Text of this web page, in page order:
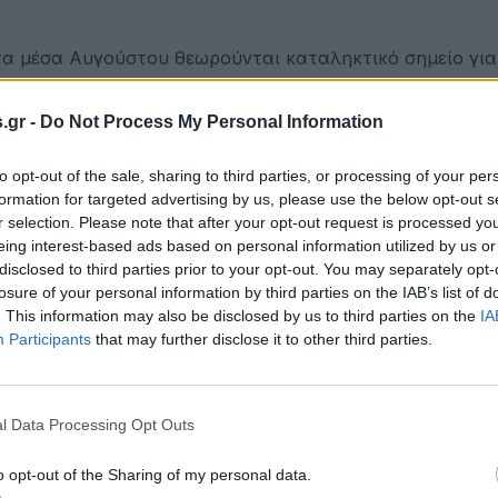
- Do Not Process My Personal Information
opt-out of the sale, sharing to third parties, or processing of your
for targeted advertising by us, please use the below opt-out
selection. Please note that after your opt-out request is processed
interest-based ads based on personal information utilized by us
to third parties prior to your opt-out. You may separately
of your personal information by third parties on the IAB’s list of
This information may also be disclosed by us to third parties on the
Participants that may further disclose it to other third parties.
Data Processing Opt Outs
opt-out of the Sharing of my personal data.
μέσα Αυγούστου θεωρούνται καταληκτικό σημείο για
του πρωθυπουργού επιμένουν ότι είναι
ακόμη ένα χρόνο ζωής.
χειμώνα συντηρούν τα μέτρα που λαμβάνει η
να διασφαλίσει τη δημόσια υγεία τους θερινούς
πρωτόκολλα είναι αυστηρά αφού σε όλες
τεστ. Επίσης, προϋπόθεση για την είσοδο στη
στη σχετική πλατφόρμα με τα στοιχεία του
στην Ελλάδα.
τόνισε στη Γενική Συνέλευση του ΣΕΤΕ ότι η
Όπως είπε: “Τα μέτρα λαμβάνονται σταδιακά και